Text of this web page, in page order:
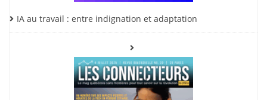
IA au travail : entre indignation et adaptation